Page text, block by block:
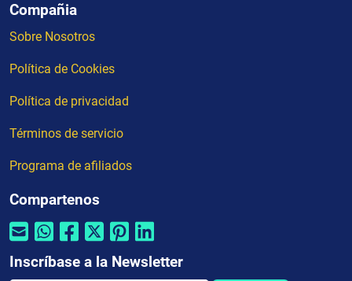
Compañia
Sobre Nosotros
Política de Cookies
Política de privacidad
Términos de servicio
Programa de afiliados
Compartenos
Inscríbase a la Newsletter